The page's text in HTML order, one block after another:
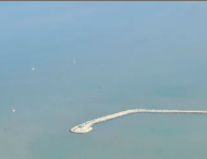
Ce projet porte sur
appontement bâti
pour ITC RUBIS.
navires de